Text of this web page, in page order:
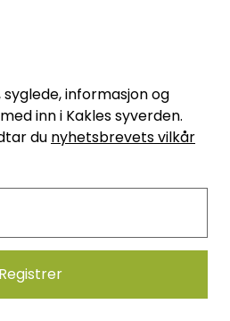
informasjon og
inn i Kakles syverden.
du nyhetsbrevets vilkår